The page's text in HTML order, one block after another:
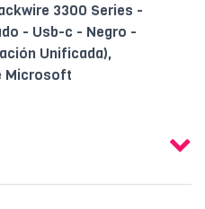
3300 Series -
- Usb-c - Negro -
Unificada),
Microsoft